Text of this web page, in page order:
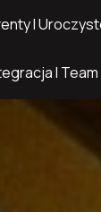
I
I Team